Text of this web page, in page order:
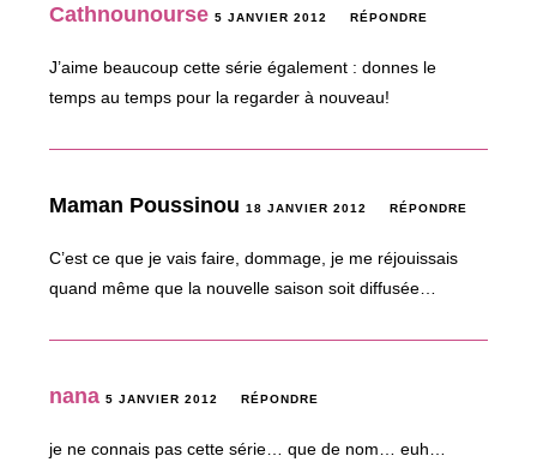
Cathnounourse 5 JANVIER 2012 RÉPONDRE
J’aime beaucoup cette série également : donnes le
temps au temps pour la regarder à nouveau!
Maman Poussinou18 JANVIER 2012 RÉPONDRE
C’est ce que je vais faire, dommage, je me réjouissais
quand même que la nouvelle saison soit diffusée…
nana 5 JANVIER 2012 RÉPONDRE
je ne connais pas cette série… que de nom… euh…